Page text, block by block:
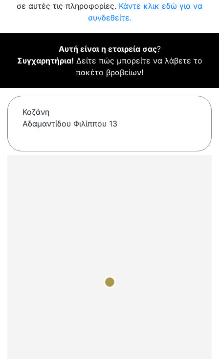
σε αυτές τις πληροφορίες. Κάντε κλικ εδώ για να
συνδεθείτε.
Αυτή είναι η εταιρεία σας?
Συγχαρητήρια! Δείτε πώς μπορείτε να λάβετε το
πακέτο βραβείων!
Κοζάνη
Αδαμαντίδου Φιλίππου 13